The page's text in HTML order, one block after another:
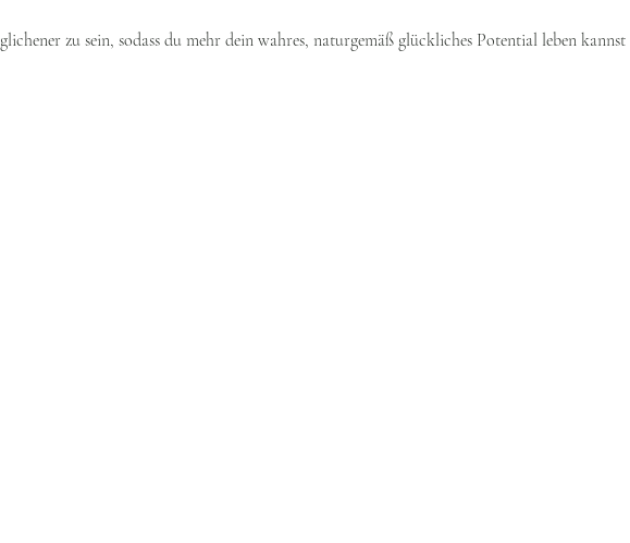
zu sein, sodass du mehr dein wahres, naturgemäß glückliches Potential leben kannst